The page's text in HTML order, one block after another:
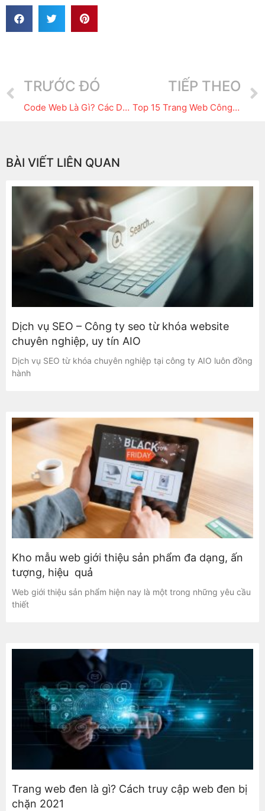
TRƯỚC ĐÓ
Code Web Là Gì? Các Dạng Code Web Thường Được Sử Dụng Hiện Nay
TIẾP THEO
Top 15 Trang Web Công Nghệ Nổi Tiếng Hàng Đầu Tại Việt Nam Và Thế Giới
BÀI VIẾT LIÊN QUAN
Dịch vụ SEO – Công ty seo từ khóa website
chuyên nghiệp, uy tín AIO
Dịch vụ SEO từ khóa chuyên nghiệp tại công ty AIO luôn đồng
hành
Kho mẫu web giới thiệu sản phẩm đa dạng, ấn
tượng, hiệu quả
Web giới thiệu sản phẩm hiện nay là một trong những yêu cầu
thiết
Trang web đen là gì? Cách truy cập web đen bị
chặn 2021